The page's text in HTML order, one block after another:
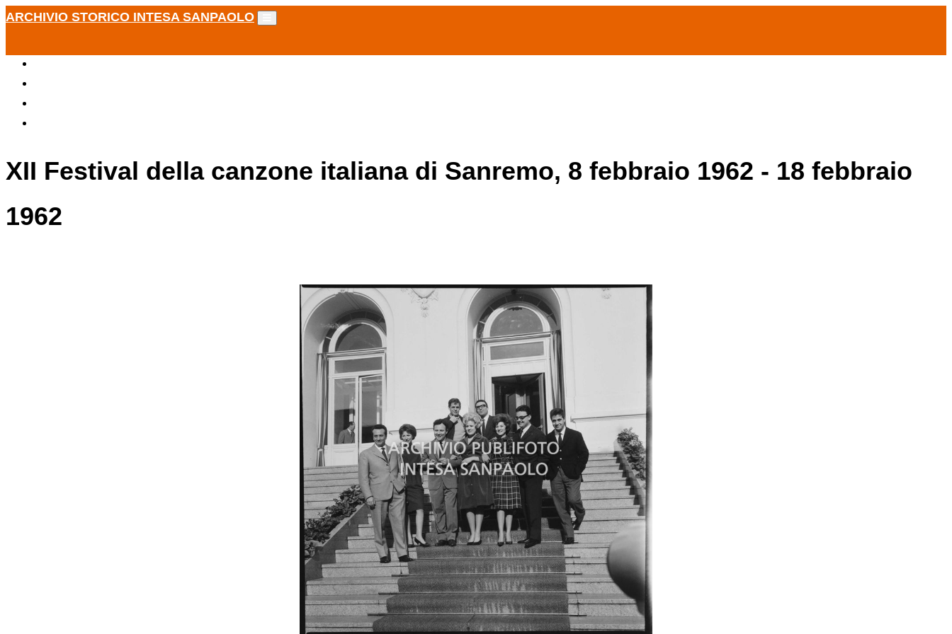
ARCHIVIO STORICO INTESA SANPAOLO
XII Festival della canzone italiana di Sanremo, 8 febbraio 1962 - 18 febbraio
1962